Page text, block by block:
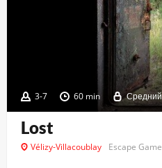
3-7 60 min Средний
Lost
Vélizy-Villacoublay Escape Game